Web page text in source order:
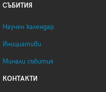
СЪБИТИЯ
Научен календар
Инициативи
Минали събития
КОНТАКТИ